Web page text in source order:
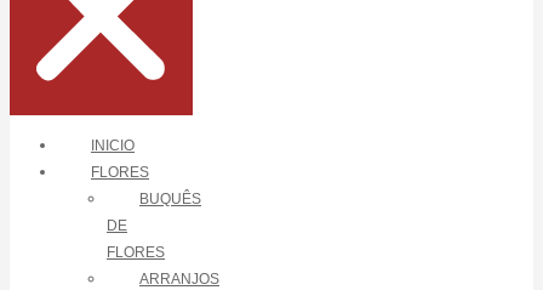
INICIO
FLORES
BUQUÊS
DE
FLORES
ARRANJOS